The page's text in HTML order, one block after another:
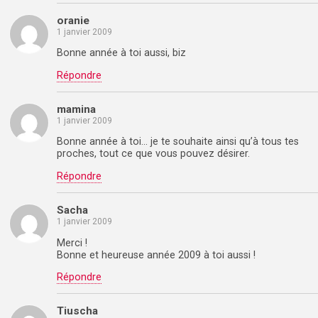
oranie
1 janvier 2009
Bonne année à toi aussi, biz
Répondre
mamina
1 janvier 2009
Bonne année à toi… je te souhaite ainsi qu’à tous tes
proches, tout ce que vous pouvez désirer.
Répondre
Sacha
1 janvier 2009
Merci !
Bonne et heureuse année 2009 à toi aussi !
Répondre
Tiuscha